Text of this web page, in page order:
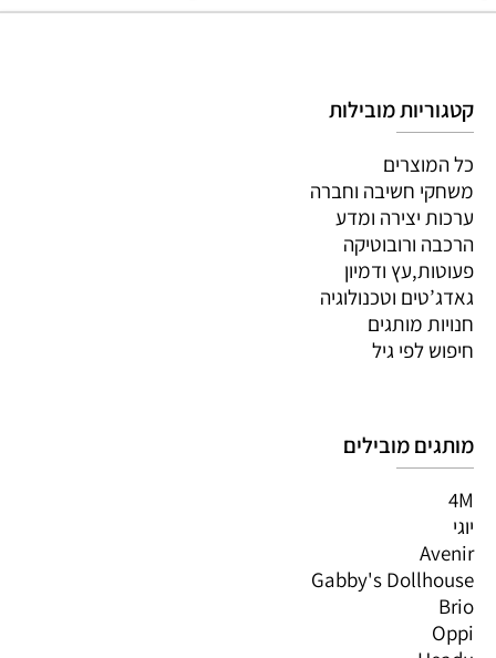
קטגוריות מובילות
כל המוצרים
משחקי חשיבה וחברה
ערכות יצירה ומדע
הרכבה ורובוטיקה
פעוטות,עץ ודמיון
גאדג’טים וטכנולוגיה
חנויות מותגים
חיפוש לפי גיל
מותגים מובילים
4M
יוגי
Avenir
Gabby's Dollhouse
Brio
Oppi